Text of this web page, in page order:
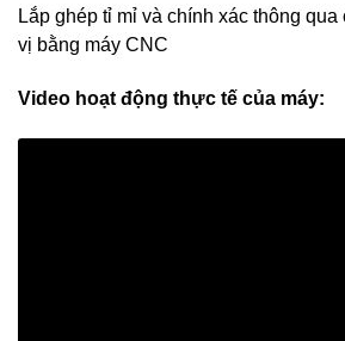
Lắp ghép tỉ mỉ và chính xác thông qua
vị bằng máy CNC
Video hoạt động thực tế của máy: